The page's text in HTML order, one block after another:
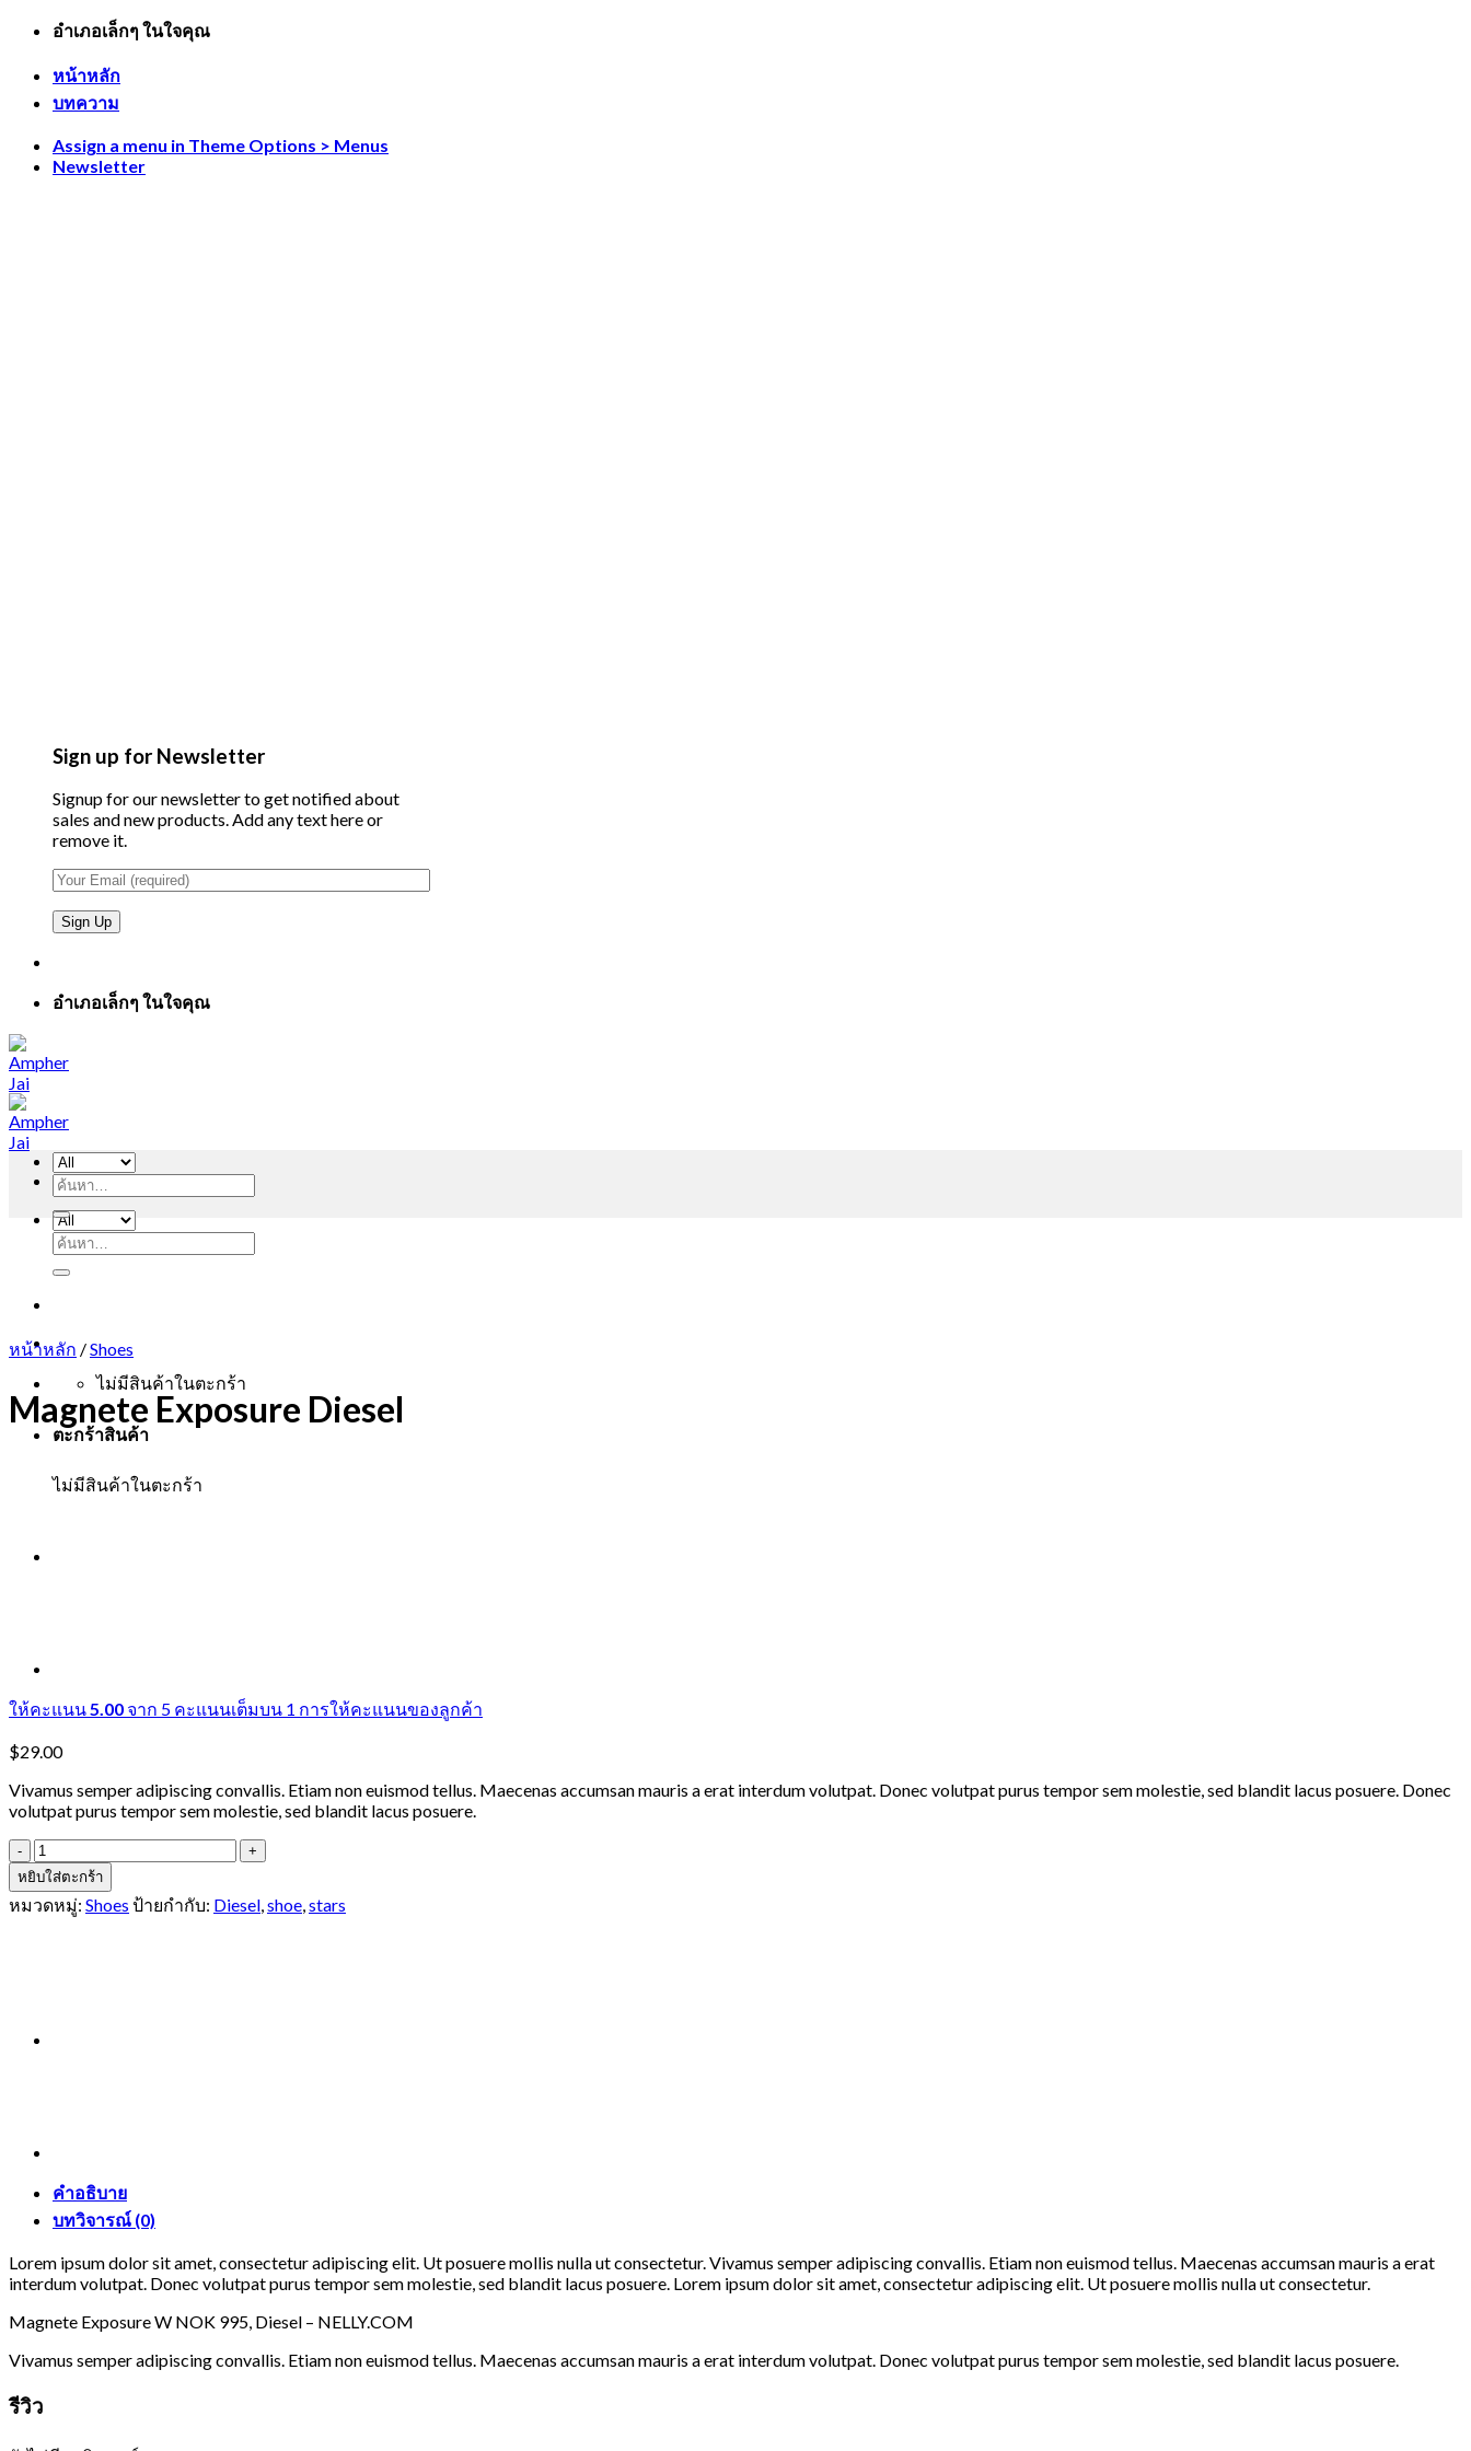
Skip
content
อำเภอเล็กๆ ในใจคุณ
หน้าหลัก
บทความ
Assign a menu in Theme Options > Menus
Newsletter
Sign up for Newsletter
Signup for our newsletter to get notified about
sales and new products. Add any text here or
remove it.
อำเภอเล็กๆ ในใจคุณ
ค้นหา:
ไม่มีสินค้าในตะกร้า
ตะกร้าสินค้า
ไม่มีสินค้าในตะกร้า
ค้นหา:
หน้าหลัก /Shoes
Magnete Exposure Diesel
ให้คะแนน5.00 จาก 5 คะแนนเต็มบน 1 การให้คะแนนของลูกค้า
$29.00
Vivamus semper adipiscing convallis. Etiam non euismod tellus. Maecenas accumsan mauris a erat interdum volutpat. Donec volutpat purus tempor sem molestie, sed blandit lacus posuere. Donec
volutpat purus tempor sem molestie, sed blandit lacus posuere.
จำนวน
Magnete
Exposure
Diesel
หยิบใส่ตะกร้า
หมวดหมู่: Shoes ป้ายกำกับ: Diesel,shoe,stars
คำอธิบาย
บทวิจารณ์ (0)
Lorem ipsum dolor sit amet, consectetur adipiscing elit. Ut posuere mollis nulla ut consectetur. Vivamus semper adipiscing convallis. Etiam non euismod tellus. Maecenas accumsan mauris a erat
interdum volutpat. Donec volutpat purus tempor sem molestie, sed blandit lacus posuere. Lorem ipsum dolor sit amet, consectetur adipiscing elit. Ut posuere mollis nulla ut consectetur.
Magnete Exposure W NOK 995, Diesel – NELLY.COM
Vivamus semper adipiscing convallis. Etiam non euismod tellus. Maecenas accumsan mauris a erat interdum volutpat. Donec volutpat purus tempor sem molestie, sed blandit lacus posuere.
รีวิว